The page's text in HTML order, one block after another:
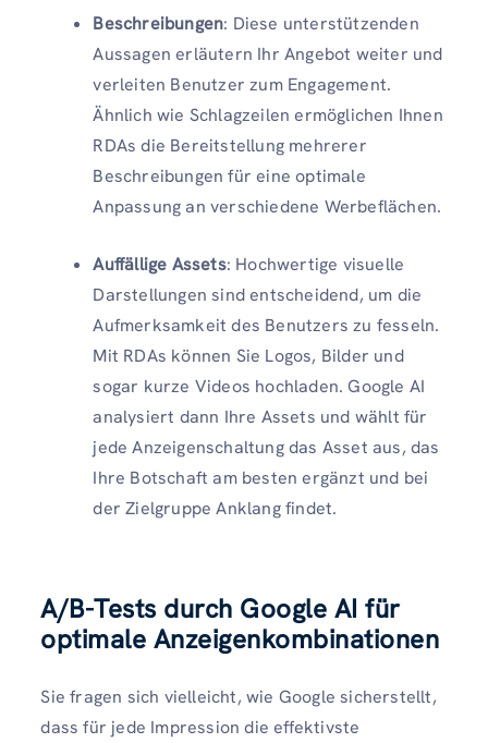
Beschreibungen: Diese unterstützenden
Aussagen erläutern Ihr Angebot weiter und
verleiten Benutzer zum Engagement.
Ähnlich wie Schlagzeilen ermöglichen Ihnen
RDAs die Bereitstellung mehrerer
Beschreibungen für eine optimale
Anpassung an verschiedene Werbeflächen.
Auffällige Assets: Hochwertige visuelle
Darstellungen sind entscheidend, um die
Aufmerksamkeit des Benutzers zu fesseln.
Mit RDAs können Sie Logos, Bilder und
sogar kurze Videos hochladen. Google AI
analysiert dann Ihre Assets und wählt für
jede Anzeigenschaltung das Asset aus, das
Ihre Botschaft am besten ergänzt und bei
der Zielgruppe Anklang findet.
A/B-Tests durch Google AI für
optimale Anzeigenkombinationen
Sie fragen sich vielleicht, wie Google sicherstellt,
dass für jede Impression die effektivste